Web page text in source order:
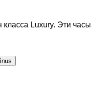
Luxury. Эти